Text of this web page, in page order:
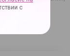
интересным,
Просто
товара по
с